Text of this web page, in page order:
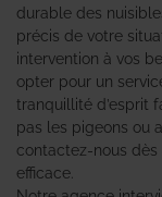
durable des
précis de votre
intervention à vos
opter pour un
tranquillité d’esprit
pas les pigeons ou
contactez-nous dès
efficace.